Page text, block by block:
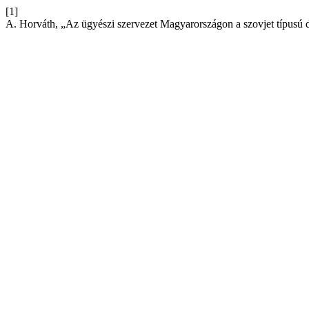
[1]
A. Horváth, „Az ügyészi szervezet Magyarországon a szovjet típusú